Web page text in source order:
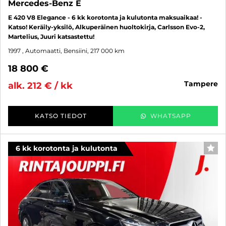
Mercedes-Benz E
E 420 V8 Elegance - 6 kk korotonta ja kulutonta maksuaikaa! -
Katso! Keräily-yksilö, Alkuperäinen huoltokirja, Carlsson Evo-2,
Martelius, Juuri katsastettu!
1997 , Automaatti, Bensiini, 217 000 km
18 800 €
alk. 212 € / kk
tampere
KATSO TIEDOT WHATSAPP
6 kk korotonta ja kulutonta